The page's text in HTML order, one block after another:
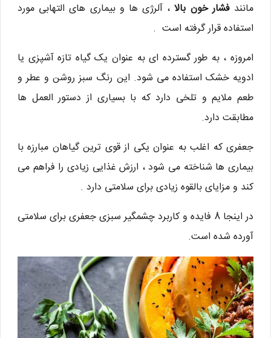
مانند فشار خون بالا، آلرژی ها و بیماری های التهابی مورد
استفاده قرار گرفته است .
امروزه ، به طور گسترده ای به عنوان یک گیاه تازه آشپزی یا
ادویه خشک استفاده می شود. این رنگ سبز روشن و عطر و
طعم ملایم و تلخی دارد که با بسیاری از دستور العمل ها
مطابقت دارد.
جعفری که اغلب به عنوان یکی از قوی ترین گیاهان مبارزه با
بیماری ها شناخته می شود ، ارزش غذایی زیادی را فراهم می
کند و مزایای بالقوه زیادی برای سلامتی دارد .
در اینجا 8 فایده و کاربرد چشمگیر سبزی جعفری برای سلامتی
آورده شده است.